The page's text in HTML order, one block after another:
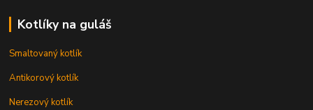
Kotlíky na guláš
Smaltovaný kotlík
Antikorový kotlík
Nerezový kotlík